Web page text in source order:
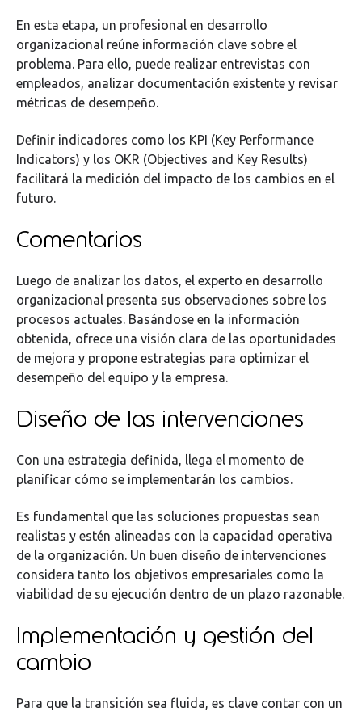
En esta etapa, un profesional en desarrollo
organizacional reúne información clave sobre el
problema. Para ello, puede realizar entrevistas con
empleados, analizar documentación existente y revisar
métricas de desempeño.
Definir indicadores como los KPI (Key Performance
Indicators) y los OKR (Objectives and Key Results)
facilitará la medición del impacto de los cambios en el
futuro.
Comentarios
Luego de analizar los datos, el experto en desarrollo
organizacional presenta sus observaciones sobre los
procesos actuales. Basándose en la información
obtenida, ofrece una visión clara de las oportunidades
de mejora y propone estrategias para optimizar el
desempeño del equipo y la empresa.
Diseño de las intervenciones
Con una estrategia definida, llega el momento de
planificar cómo se implementarán los cambios.
Es fundamental que las soluciones propuestas sean
realistas y estén alineadas con la capacidad operativa
de la organización. Un buen diseño de intervenciones
considera tanto los objetivos empresariales como la
viabilidad de su ejecución dentro de un plazo razonable.
Implementación y gestión del
cambio
Para que la transición sea fluida, es clave contar con un